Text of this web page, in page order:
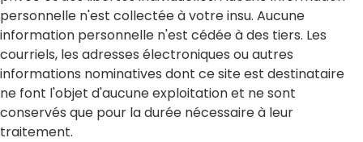
personnelle n'est collectée à votre insu. Aucune
information personnelle n'est cédée à des tiers. Les
courriels, les adresses électroniques ou autres
informations nominatives dont ce site est destinataire
ne font l'objet d'aucune exploitation et ne sont
conservés que pour la durée nécessaire à leur
traitement.